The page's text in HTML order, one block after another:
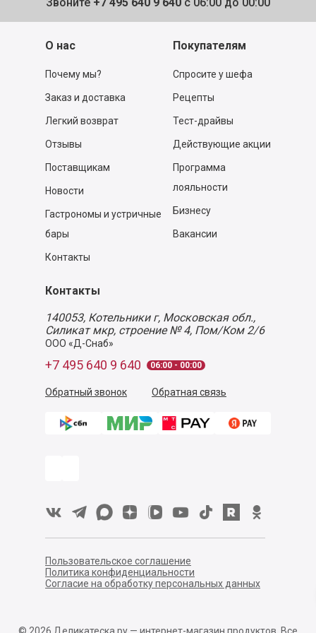
О нас
Почему мы?
Заказ и доставка
Легкий возврат
Отзывы
Поставщикам
Новости
Гастрономы и устричные
бары
Контакты
Покупателям
Спросите у шефа
Рецепты
Тест-драйвы
Действующие акции
Программа
лояльности
Бизнесу
Вакансии
Контакты
140053, Котельники г, Московская обл.,
Силикат мкр, строение № 4, Пом/Ком 2/6
ООО «Д-Снаб»
+7 495 640 9 640 06:00 - 00:00
Обратный звонок Обратная связь
Пользовательское соглашение
Политика конфиденциальности
Согласие на обработку персональных данных